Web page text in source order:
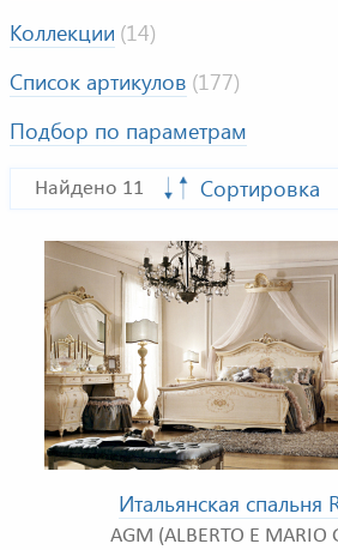
Коллекции (14)
Список артикулов (177)
Подбор по параметрам
Найдено 11 Сортировка
Итальянская спальня
AGM (ALBERTO E MARIO